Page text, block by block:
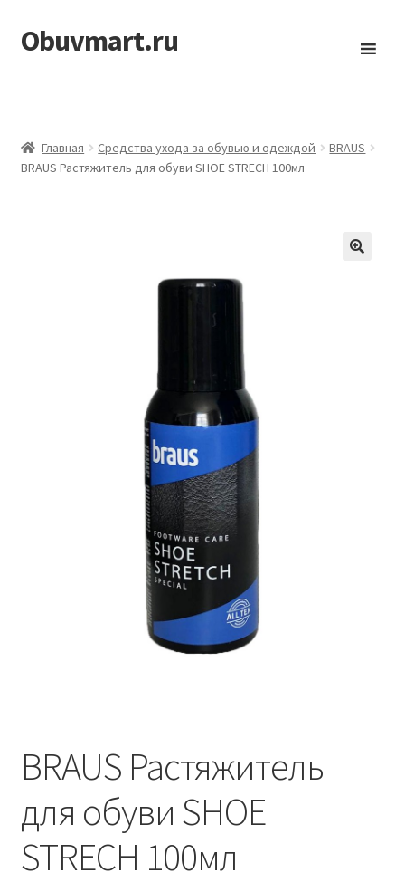
Перейти
к
Перейти
к
Obuvmart.ru
Главная Средства ухода за обувью и одеждой
BRAUS
BRAUS Растяжитель для обуви SHOE STRECH 100мл
BRAUS Растяжитель
для обуви SHOE
STRECH 100мл